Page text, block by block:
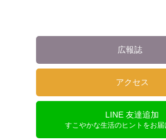
広報誌
アクセス
LINE 友達追加
すこやかな生活のヒントをお届